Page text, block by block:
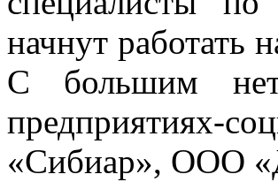
начнут работать
С большим
предприятиях-
«Сибиар», ООО